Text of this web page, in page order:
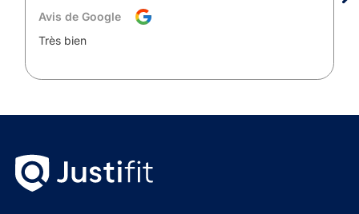
Avis de Google
Très bien